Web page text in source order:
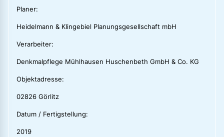
Planer:
Heidelmann & Klingebiel Planungsgesellschaft mbH
Verarbeiter:
Denkmalpflege Mühlhausen Huschenbeth GmbH & Co. KG
Objektadresse:
02826 Görlitz
Datum / Fertigstellung:
2019